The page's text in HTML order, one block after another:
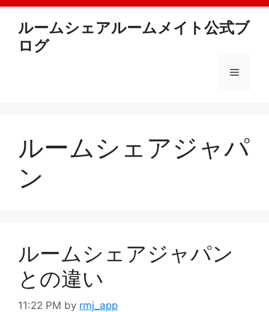
Skip
contentルームシェアルームメイト公式ブ
ログ
Menu
ルームシェアジャパ
ン
ルームシェアジャパン
との違い
11:22 PM by rmj_app